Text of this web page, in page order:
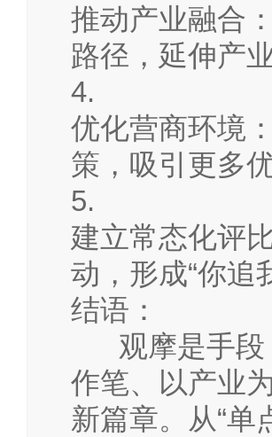
推动产业融合
路径，延伸产
4.
优化营商环境
策，吸引更多
5.
建立常态化评
动，形成“你追
结语：
观摩是手段
作笔、以产业
新篇章。从“单